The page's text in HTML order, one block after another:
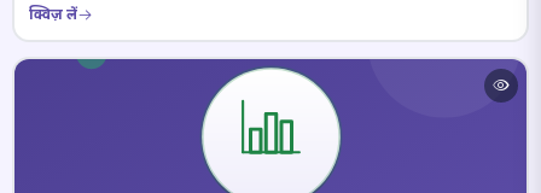
क्विज़ लें